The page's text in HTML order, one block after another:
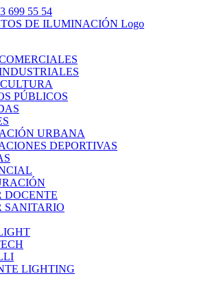
699 55 54
PÚBLICOS
URBANA
DEPORTIVAS
DOCENTE
SANITARIO
LIGHTING